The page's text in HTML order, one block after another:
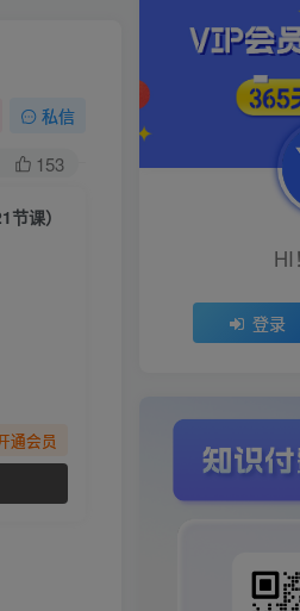
私信
153
课）
通会员
HI
登录